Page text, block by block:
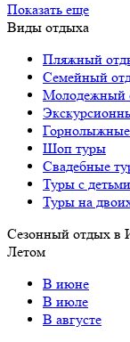
Показать еще
Виды отдыха
Пляжный
Семейный
Молодежный
Шоп туры
Свадебные
Туры с детьми
Туры на
Сезонный отдых в
Летом
В июне
В июле
В августе